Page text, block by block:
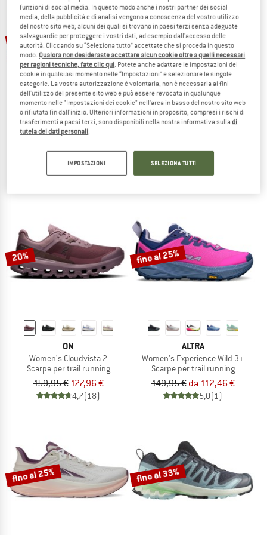
TO THE SALE
fino al 35%
SALOMON
Scarpe per trail running
da 110,47 €
4,6(29)
fino al 20%
LA SPORTIVA
Scarpe per trail running
149,95 €da 119,96 €
4,8(31)
20%
ON
Women's Cloudvista 2
Scarpe per trail running
159,95 € 127,96 €
4,7(18)
fino al 25%
ALTRA
Women's Experience Wild 3+
Scarpe per trail running
149,95 € da 112,46 €
5,0(1)
fino al 25% fino al 33%
funzioni di social media. In questo modo anche i nostri partner dei social
media, della pubblicità e di analisi vengono a conoscenza del vostro utilizzo
del nostro sito web; alcuni dei quali si trovano in paesi terzi senza adeguate
salvaguardie per proteggere i vostri dati, ad esempio dall'accesso delle
autorità. Cliccando su “Seleziona tutto” accettate che si proceda in questo
modo. Qualora non desideraste accettare alcun cookie oltre a quelli necessari
per ragioni tecniche, fate clic qui. Potete anche adattare le impostazioni dei
cookie in qualsiasi momento nelle “Impostazioni” e selezionare le singole
categorie. La vostra autorizzazione è volontaria, non è necessaria ai fini
dell'utilizzo del presente sito web e può essere revocata in qualunque
momento nelle "Impostazioni dei cookie" nell'area in basso del nostro sito web
o rifiutata fin dall'inizio. Ulteriori informazioni in proposito, compresi i rischi di
trasferimenti a paesi terzi, sono disponibili nella nostra informativa sulladi
tutela dei dati personali.
IMPOSTAZIONI SELEZIONA TUTTI